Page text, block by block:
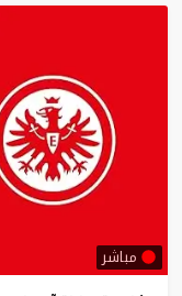
مباشر